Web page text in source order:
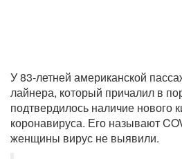
У 83-летней американской
лайнера, который причалил в
подтвердилось наличие нового
коронавируса. Его называют
женщины вирус не выявили.